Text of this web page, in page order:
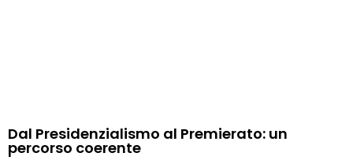
Dal Presidenzialismo al Premierato: un
percorso coerente